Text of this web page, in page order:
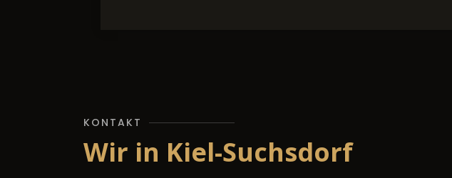
KONTAKT
Wir in Kiel-Suchsdorf